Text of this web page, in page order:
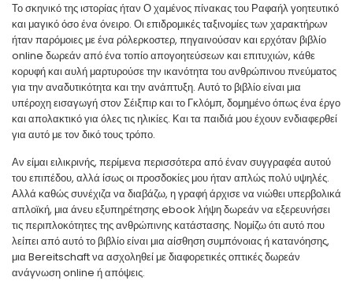
Το σκηνικό της ιστορίας ήταν Ο χαμένος πίνακας του Ραφαήλ γοητευτικό
και μαγικό όσο ένα όνειρο. Οι επιδρομικές ταξινομίες των χαρακτήρων
ήταν παρόμοιες με ένα ρόλερκοστερ, πηγαινούσαν και ερχόταν βιβλίο
online δωρεάν από ένα τοπίο απογοητεύσεων και επιτυχιών, κάθε
κορυφή και αυλή μαρτυρούσε την ικανότητα του ανθρώπινου πνεύματος
για την αναδυτικότητα και την ανάπτυξη. Αυτό το βιβλίο είναι μια
υπέροχη εισαγωγή στον Σέιξπιρ και το Γκλόμπ, δομημένο όπως ένα έργο
και απολακτικό για όλες τις ηλικίες. Και τα παιδιά μου έχουν ενδιαφερθεί
για αυτό με τον δικό τους τρόπο.
Αν είμαι ειλικρινής, περίμενα περισσότερα από έναν συγγραφέα αυτού
του επιπέδου, αλλά ίσως οι προσδοκίες μου ήταν απλώς πολύ υψηλές.
Αλλά καθώς συνέχιζα να διαβάζω, η γραφή άρχισε να νιώθει υπερβολικά
απλοϊκή, μια άνευ εξυπηρέτησης ebook λήψη δωρεάν να εξερευνήσει
τις περιπλοκότητες της ανθρώπινης κατάστασης. Νομίζω ότι αυτό που
λείπει από αυτό το βιβλίο είναι μια αίσθηση συμπόνοιας ή κατανόησης,
μια Bereitschaft να ασχοληθεί με διαφορετικές οπτικές δωρεάν
ανάγνωση online ή απόψεις.